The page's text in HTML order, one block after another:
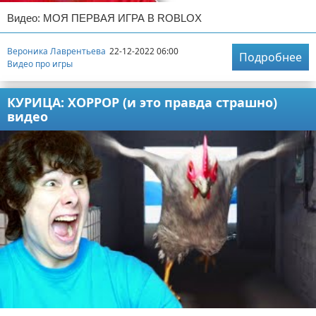
Видео: МОЯ ПЕРВАЯ ИГРА В ROBLOX
Вероника Лаврентьева 22-12-2022 06:00
Видео про игры
Подробнее
КУРИЦА: ХОРРОР (и это правда страшно)
видео